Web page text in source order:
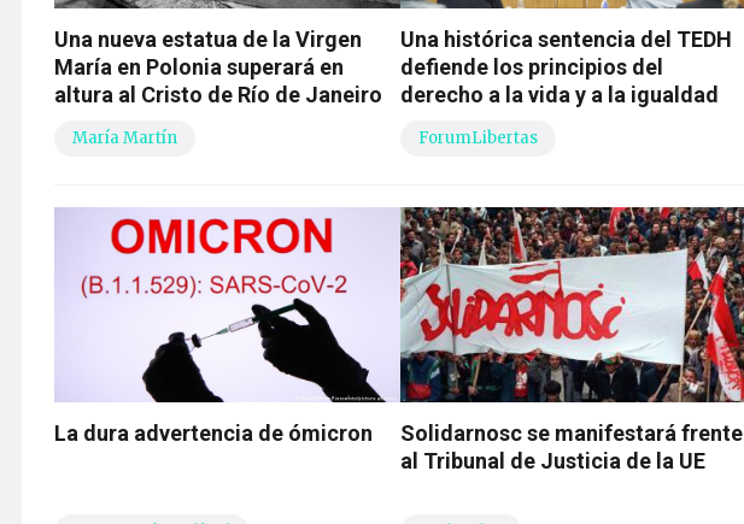
Una nueva estatua de la Virgen
María en Polonia superará en
altura al Cristo de Río de Janeiro
María Martín
Una histórica sentencia del TEDH
defiende los principios del
derecho a la vida y a la igualdad
ForumLibertas
La dura advertencia de ómicron
Solidarnosc se manifestará frente
al Tribunal de Justicia de la UE